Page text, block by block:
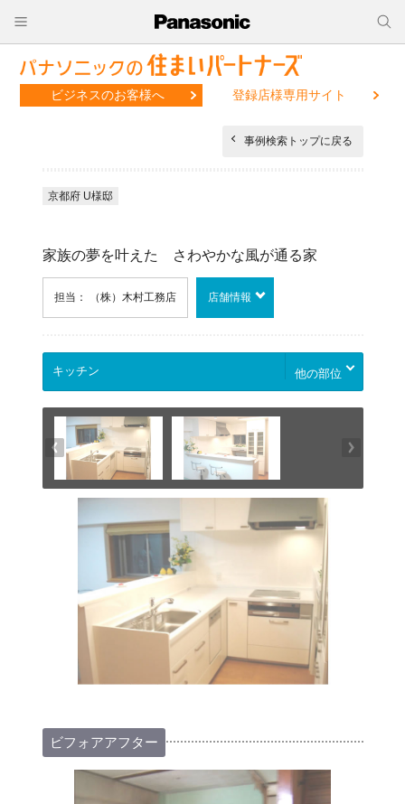
ビジネスのお客様へ 登録店様専用サイト
事例検索トップに戻る
京都府 U様邸
家族の夢を叶えた さわやかな風が通る家
担当： （株）木村工務店 店舗情報
他の部位
ビフォアアフター